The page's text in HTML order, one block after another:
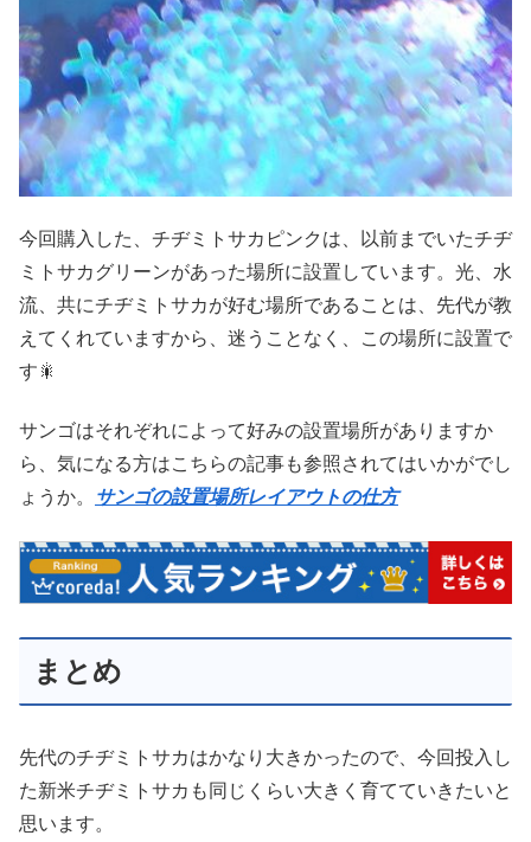
今回購入した、チヂミトサカピンクは、以前までいたチヂ
ミトサカグリーンがあった場所に設置しています。光、水
流、共にチヂミトサカが好む場所であることは、先代が教
えてくれていますから、迷うことなく、この場所に設置で
す🎇
サンゴはそれぞれによって好みの設置場所がありますか
ら、気になる方はこちらの記事も参照されてはいかがでし
ょうか。
サンゴの設置場所レイアウトの仕方
まとめ
先代のチヂミトサカはかなり大きかったので、今回投入し
た新米チヂミトサカも同じくらい大きく育てていきたいと
思います。